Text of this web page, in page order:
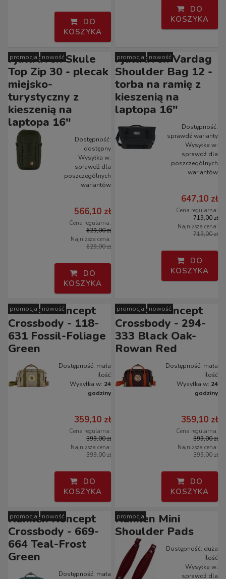
DO
KOSZYKA
DO
KOSZYKA
Fjallraven Skule
Top Zip 30 - plecak
miejsko-
turystyczny z
kieszenią na
laptopa 16"
Dostępność:
dostępny
Wysyłka w:
sprawdź dla
poszczególnych
wariantów
566,10 zł
Cena regularna:
629,00 zł
Najniższa cena:
629,00 zł
DO
KOSZYKA
promocja nowość
Fjallraven Vardag
Shoulder Bag 12 -
torba na ramię z
kieszenią na
laptopa 16"
Dostępność:
sprawdź warianty
Wysyłka w:
sprawdź dla
poszczególnych
wariantów
647,10 zł
Cena regularna:
719,00 zł
Najniższa cena:
719,00 zł
DO
KOSZYKA
promocja nowość
Kanken Koncept
Crossbody - 118-
631 Fossil-Foliage
Green
Dostępność: mała
ilość
Wysyłka w: 24
godziny
359,10 zł
Cena regularna:
399,00 zł
Najniższa cena:
399,00 zł
DO
KOSZYKA
promocja nowość
Kanken Koncept
Crossbody - 294-
333 Black Oak-
Rowan Red
Dostępność: mała
ilość
Wysyłka w: 24
godziny
359,10 zł
Cena regularna:
399,00 zł
Najniższa cena:
399,00 zł
DO
KOSZYKA
promocja nowość
Kanken Koncept
Crossbody - 669-
664 Teal-Frost
Green
Dostępność: mała
promocja nowość
Kanken Mini
Shoulder Pads
Dostępność: duża
ilość
Wysyłka w:
sprawdź dla
promocja